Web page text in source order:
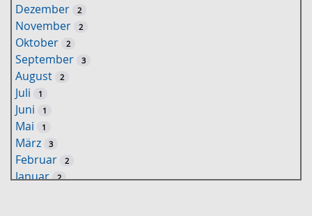
w
o
r
u
c
Dezember 2
November 2
Oktober 2
September 3
August 2
Juli 1
Juni 1
Mai 1
März 3
Februar 2
Januar 2